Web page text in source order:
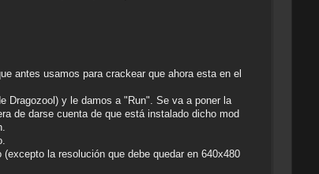
antes usamos para crackear que ahora esta en el
Dragozool) y le damos a "Run". Se va a poner la
de darse cuenta de que está instalado dicho mod
la resolución que debe quedar en 640x480